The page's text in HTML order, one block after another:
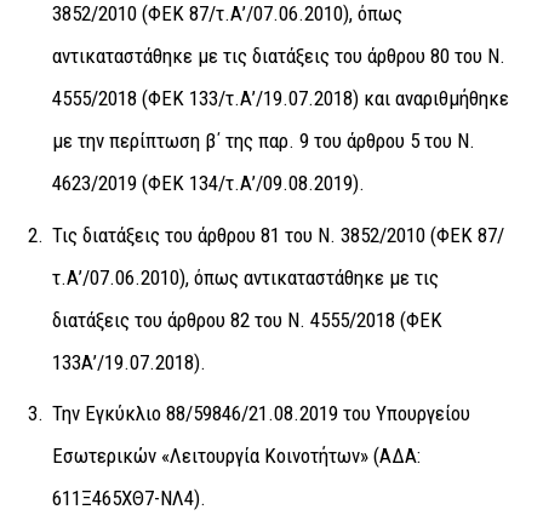
3852/2010 (ΦΕΚ 87/τ.Α’/07.06.2010), όπως
αντικαταστάθηκε με τις διατάξεις του άρθρου 80 του Ν.
4555/2018 (ΦΕΚ 133/τ.Α’/19.07.2018) και αναριθμήθηκε
με την περίπτωση β΄ της παρ. 9 του άρθρου 5 του Ν.
4623/2019 (ΦΕΚ 134/τ.Α’/09.08.2019).
Τις διατάξεις του άρθρου 81 του Ν. 3852/2010 (ΦΕΚ 87/
τ.Α’/07.06.2010), όπως αντικαταστάθηκε με τις
διατάξεις του άρθρου 82 του Ν. 4555/2018 (ΦΕΚ
133Α’/19.07.2018).
Την Εγκύκλιο 88/59846/21.08.2019 του Υπουργείου
Εσωτερικών «Λειτουργία Κοινοτήτων» (ΑΔΑ:
611Ξ465ΧΘ7-ΝΛ4).